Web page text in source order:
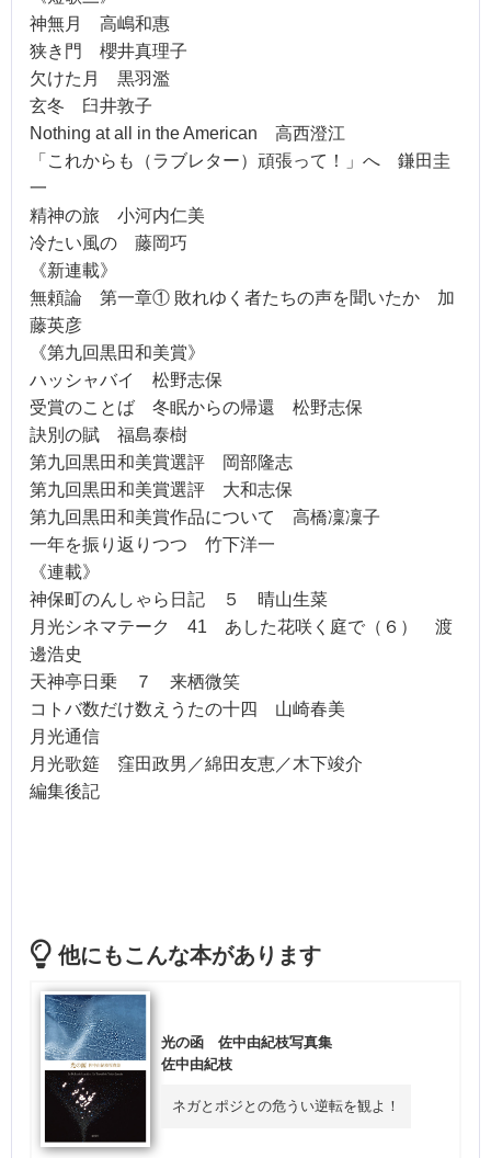
神無月 高嶋和惠
狭き門 櫻井真理子
欠けた月 黒羽濫
玄冬 臼井敦子
Nothing at all in the American 高西澄江
「これからも（ラブレター）頑張って！」へ 鎌田圭
一
精神の旅 小河内仁美
冷たい風の 藤岡巧
《新連載》
無頼論 第一章① 敗れゆく者たちの声を聞いたか 加
藤英彦
《第九回黒田和美賞》
ハッシャバイ 松野志保
受賞のことば 冬眠からの帰還 松野志保
訣別の賦 福島泰樹
第九回黒田和美賞選評 岡部隆志
第九回黒田和美賞選評 大和志保
第九回黒田和美賞作品について 高橋凜凜子
一年を振り返りつつ 竹下洋一
《連載》
神保町のんしゃら日記 ５ 晴山生菜
月光シネマテーク 41 あした花咲く庭で（６） 渡
邊浩史
天神亭日乗 ７ 来栖微笑
コトバ数だけ数えうたの十四 山崎春美
月光通信
月光歌筵 窪田政男／綿田友恵／木下竣介
編集後記
他にもこんな本があります
光の函 佐中由紀枝写真集
佐中由紀枝
ネガとポジとの危うい逆転を観よ！